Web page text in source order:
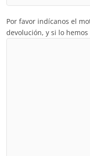
Por favor indícanos el
devolución, y si lo